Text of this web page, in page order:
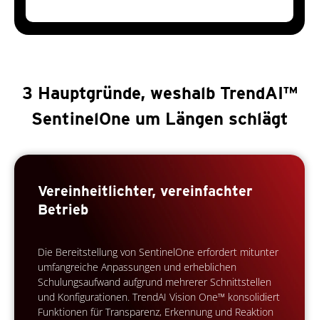
3 Hauptgründe, weshalb TrendAI™
SentinelOne um Längen schlägt
Vereinheitlichter, vereinfachter
Betrieb
Die Bereitstellung von SentinelOne erfordert mitunter
umfangreiche Anpassungen und erheblichen
Schulungsaufwand aufgrund mehrerer Schnittstellen
und Konfigurationen. TrendAI Vision One™ konsolidiert
Funktionen für Transparenz, Erkennung und Reaktion